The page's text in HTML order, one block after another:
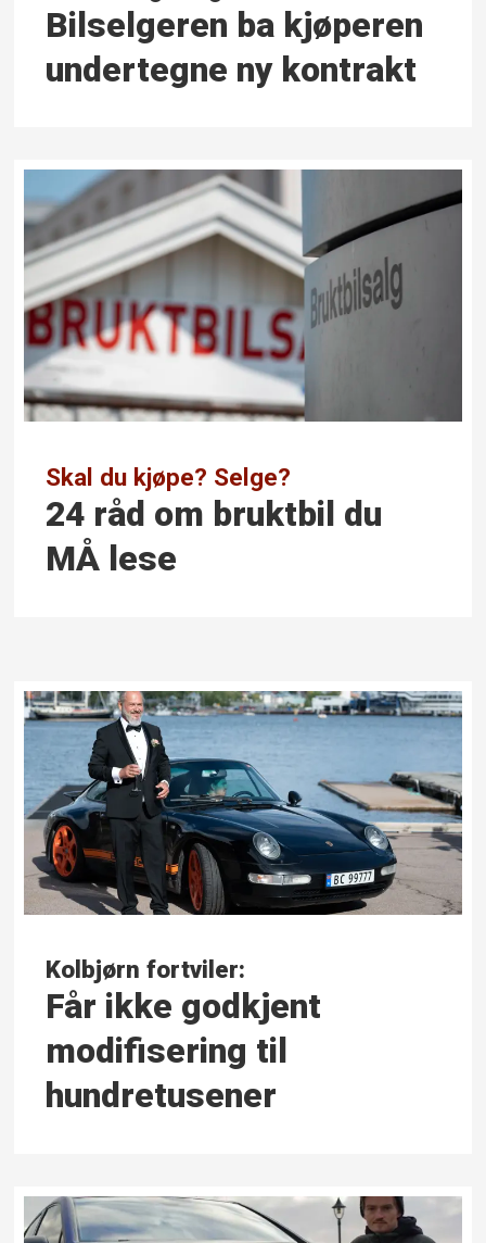
Bilselgeren ba kjøperen
under­tegne ny kontrakt
Skal du kjøpe? Selge?
24 råd om bruktbil du
MÅ lese
Kolbjørn fortviler:
Får ikke godkjent
modifisering til
hundretusener